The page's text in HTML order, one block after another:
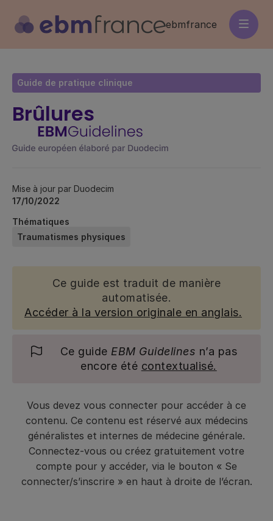
contenu
principal
ebmfrance
Guide de pratique clinique
Brûlures
Mise à jour par Duodecim
17/10/2022
Thématiques
Traumatismes physiques
Ce guide est traduit de manière
automatisée.
Accéder à la version originale en anglais.
Ce guide EBM Guidelines n’a pas
encore été contextualisé.
Vous devez vous connecter pour accéder à ce
contenu. Ce contenu est réservé aux médecins
généralistes et internes de médecine générale.
Connectez-vous ou créez gratuitement votre
compte pour y accéder, via le bouton « Se
connecter/s’inscrire » en haut à droite de l’écran.